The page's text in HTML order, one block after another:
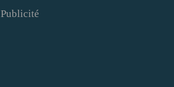
Publicité